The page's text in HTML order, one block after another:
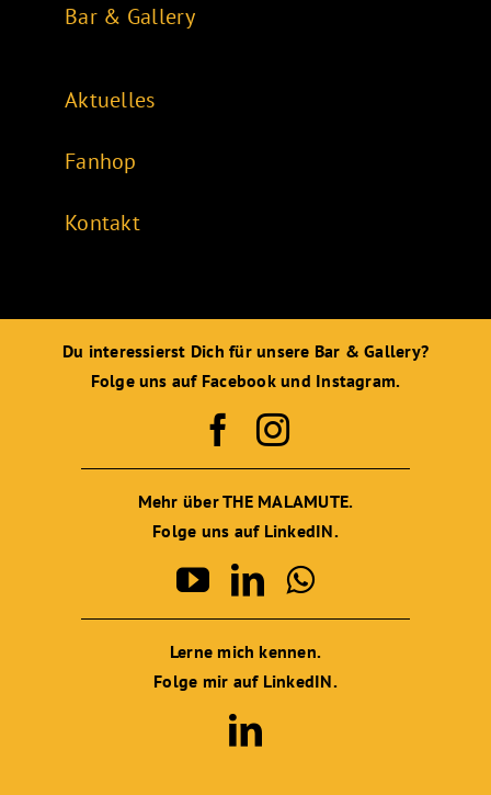
Bar & Gallery
Aktuelles
Fanhop
Kontakt
Du interessierst Dich für unsere Bar & Gallery?
Folge uns auf Facebook und Instagram.
Mehr über THE MALAMUTE.
Folge uns auf LinkedIN.
Lerne mich kennen.
Folge mir auf LinkedIN.